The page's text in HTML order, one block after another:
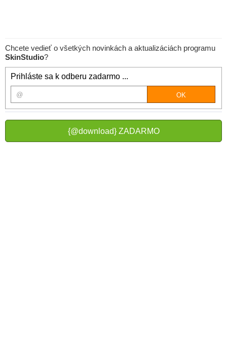
Chcete vedieť o všetkých novinkách a aktualizáciách programu
SkinStudio?
Prihláste sa k odberu zadarmo ...
{@download} ZADARMO